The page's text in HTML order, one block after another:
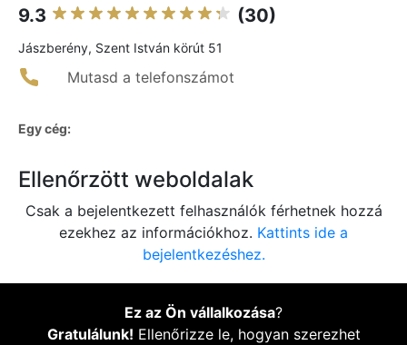
9.3 (30)
Jászberény, Szent István körút 51
Mutasd a telefonszámot
Egy cég:
Ellenőrzött weboldalak
Csak a bejelentkezett felhasználók férhetnek hozzá
ezekhez az információkhoz. Kattints ide a
bejelentkezéshez.
Ez az Ön vállalkozása?
Gratulálunk! Ellenőrizze le, hogyan szerezhet